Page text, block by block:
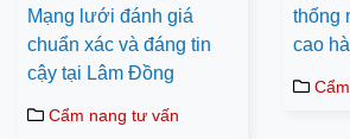
Mạng lưới đánh giá
chuẩn xác và đáng tin
cậy tại Lâm Đồng
Cẩm nang tư vấn
thống
cao